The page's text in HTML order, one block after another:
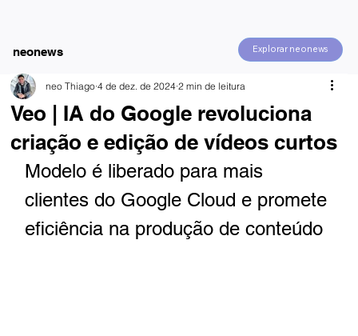
Explorar neonews
neonews
Veo | IA do Google revoluciona
criação e edição de vídeos curtos
neo Thiago 4 de dez. de 2024 2 min de leitura
Modelo é liberado para mais
clientes do Google Cloud e promete
eficiência na produção de conteúdo